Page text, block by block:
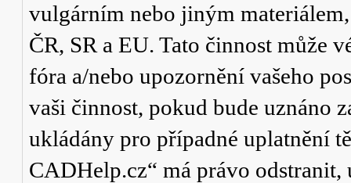
vulgárním nebo jiným
ČR, SR a EU. Tato činnost může
fóra a/nebo upozornění vašeho
vaši činnost, pokud bude uznáno
ukládány pro případné uplatnění
CADHelp.cz“ má právo